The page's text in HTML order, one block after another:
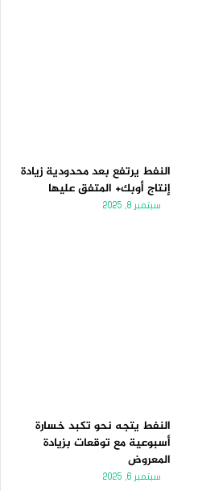
النفط يرتفع بعد محدودية زيادة
إنتاج أوبك+ المتفق عليها
سبتمبر 8, 2025
النفط يتجه نحو تكبد خسارة
أسبوعية مع توقعات بزيادة
المعروض
سبتمبر 6, 2025